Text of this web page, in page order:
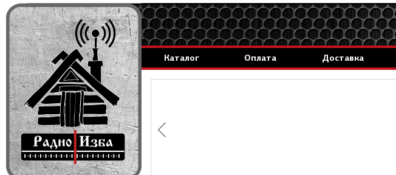
Каталог Оплата Доставка
генераторы.
за 1 день.